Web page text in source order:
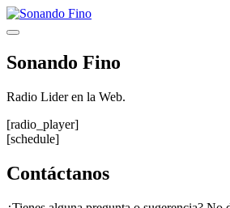
Saltar
al
Menú
Sonando Fino
Radio Lider en la Web.
[radio_player]
[schedule]
Contáctanos